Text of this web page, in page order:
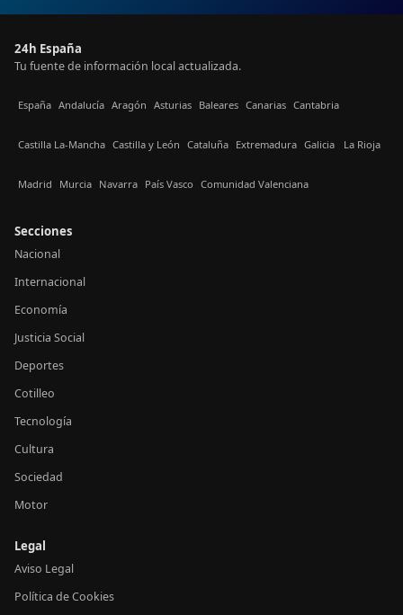
24h España
Tu fuente de información local actualizada.
España Andalucía Aragón Asturias Baleares Canarias Cantabria
Castilla La-Mancha Castilla y León Cataluña Extremadura Galicia La Rioja
Madrid Murcia Navarra País Vasco Comunidad Valenciana
Secciones
Nacional
Internacional
Economía
Justicia Social
Deportes
Cotilleo
Tecnología
Cultura
Sociedad
Motor
Legal
Aviso Legal
Política de Cookies